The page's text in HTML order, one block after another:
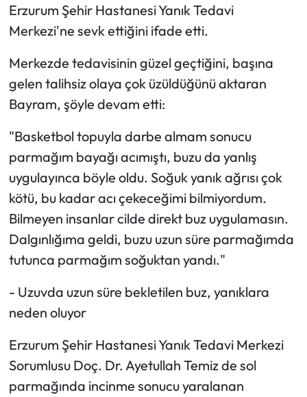
Erzurum Şehir Hastanesi Yanık Tedavi
Merkezi'ne sevk ettiğini ifade etti.
Merkezde tedavisinin güzel geçtiğini, başına
gelen talihsiz olaya çok üzüldüğünü aktaran
Bayram, şöyle devam etti:
"Basketbol topuyla darbe almam sonucu
parmağım bayağı acımıştı, buzu da yanlış
uygulayınca böyle oldu. Soğuk yanık ağrısı çok
kötü, bu kadar acı çekeceğimi bilmiyordum.
Bilmeyen insanlar cilde direkt buz uygulamasın.
Dalgınlığıma geldi, buzu uzun süre parmağımda
tutunca parmağım soğuktan yandı."
- Uzuvda uzun süre bekletilen buz, yanıklara
neden oluyor
Erzurum Şehir Hastanesi Yanık Tedavi Merkezi
Sorumlusu Doç. Dr. Ayetullah Temiz de sol
parmağında incinme sonucu yaralanan